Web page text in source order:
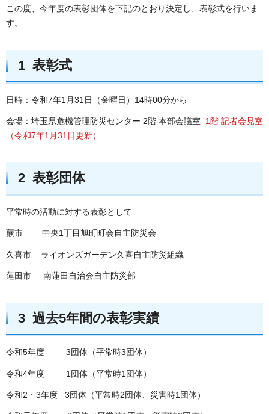
この度、今年度の表彰団体を下記のとおり決定し、表彰式を行いま
す。
1 表彰式
日時：令和7年1月31日（金曜日）14時00分から
会場：埼玉県危機管理防災センター2階 本部会議室 1階 記者会見室
（令和7年1月31日更新）
2 表彰団体
平常時の活動に対する表彰として
蕨市 中央1丁目旭町町会自主防災会
久喜市 ライオンズガーデン久喜自主防災組織
蓮田市 南蓮田自治会自主防災部
3 過去5年間の表彰実績
令和5年度 3団体（平常時3団体）
令和4年度 1団体（平常時1団体）
令和2・3年度 3団体（平常時2団体、災害時1団体）